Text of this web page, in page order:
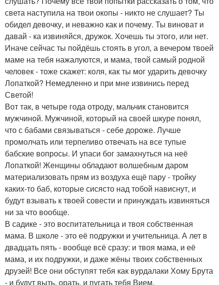
света наступила на твои окопы - никто не слушает? Ты
обидел девочку, и неважно как и почему. Ты виноват и
давай - ка извиняйся, дружок. Хочешь ты этого, или нет.
Иначе сейчас ты пойдёшь стоять в угол, а вечером твоей
маме на тебя нажалуются, и мама, твой самый родной
человек - тоже скажет: коля, как ты мог ударить девочку
Лопаткой? Немедленно и при мне извинись перед
Светой!
Вот так, в четыре года отроду, мальчик становится
мужчиной. Мужчиной, который на своей шкуре понял,
что с бабами связываться - себе дороже. Лучше
промолчать или терпеливо отвечать на все тупые
бабские вопросы. И упаси бог замахнуться на неё
Лопаткой! Женщины обладают волшебным даром
материализовать прям из воздуха ещё пару - тройку
каких-то баб, которые сисясто над тобой нависнут, и
будут взывать к твоей совести и принуждать извиняться
ни за что вообще.
В садике - это воспитательница и твоя собственная
мама. В школе - это её подружки и учительница. А лет в
двадцать пять - вообще всё сразу: и твоя мама, и её
мама, и их подружки, и даже жёны твоих собственных
друзей! Все они обступят тебя как вурдалаки Хому Брута
- и будут выть, орать, и пугать тебя Вием.